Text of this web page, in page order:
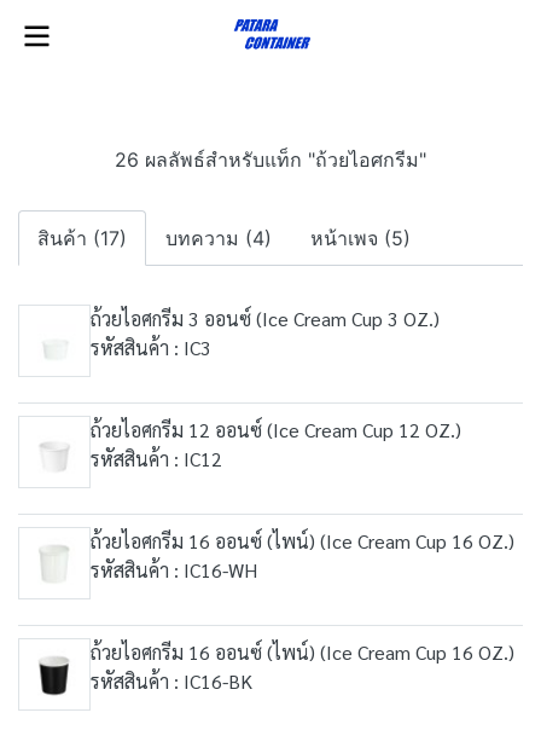
26 ผลลัพธ์สำหรับแท็ก "ถ้วยไอศกรีม"
สินค้า (17) บทความ (4) หน้าเพจ (5)
ถ้วยไอศกรีม 3 ออนซ์ (Ice Cream Cup 3 OZ.)
รหัสสินค้า : IC3
ถ้วยไอศกรีม 12 ออนซ์ (Ice Cream Cup 12 OZ.)
รหัสสินค้า : IC12
ถ้วยไอศกรีม 16 ออนซ์ (ไพน์) (Ice Cream Cup 16 OZ.)
รหัสสินค้า : IC16-WH
ถ้วยไอศกรีม 16 ออนซ์ (ไพน์) (Ice Cream Cup 16 OZ.)
รหัสสินค้า : IC16-BK